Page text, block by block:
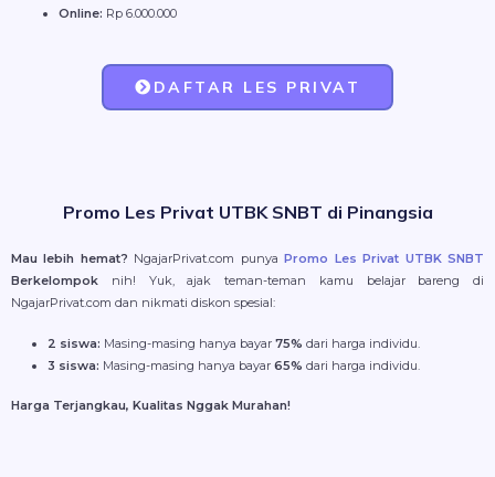
Online: Rp 6.000.000
DAFTAR LES PRIVAT
Promo Les Privat UTBK SNBT di Pinangsia
Mau lebih hemat? NgajarPrivat.com punyaPromo Les Privat UTBK SNBT
Berkelompok nih! Yuk, ajak teman-teman kamu belajar bareng di
NgajarPrivat.com dan nikmati diskon spesial:
2 siswa: Masing-masing hanya bayar 75% dari harga individu.
3 siswa: Masing-masing hanya bayar 65% dari harga individu.
Harga Terjangkau, Kualitas Nggak Murahan!